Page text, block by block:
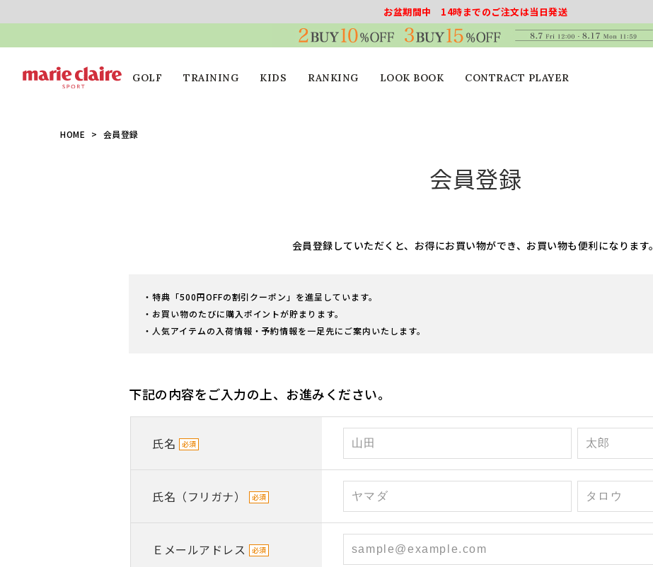
お盆期間中 14時までのご注文は当日発送
GOLF TRAINING KIDS RANKING LOOK BOOK CONTRACT PLAYER
HOME 会員登録
会員登録
会員登録していただくと、お得にお買い物ができ、お買い物も便利になります。
・特典「500円OFFの割引クーポン」を進呈しています。
・お買い物のたびに購入ポイントが貯まります。
・人気アイテムの入荷情報・予約情報を一足先にご案内いたします。
下記の内容をご入力の上、お進みください。
氏名
氏名（フリガナ）
Ｅメールアドレス